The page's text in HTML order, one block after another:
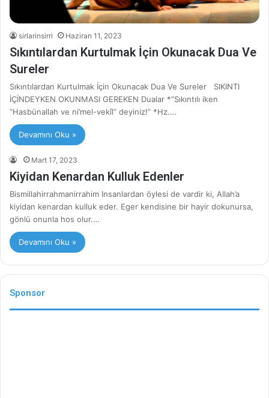
sirlarinsirri Haziran 11, 2023
Sıkıntılardan Kurtulmak İçin Okunacak Dua Ve
Sureler
Sıkıntılardan Kurtulmak İçin Okunacak Dua Ve Sureler SIKINTI
İÇİNDEYKEN OKUNMASI GEREKEN Dualar *”Sıkıntılı iken
“Hasbünallah ve ni’mel-vekîl” deyiniz!” *Hz.…
Devamını Oku »
Mart 17, 2023
Kiyidan Kenardan Kulluk Edenler
Bismillahirrahmanirrahim Insanlardan öylesi de vardir ki, Allah’a
kiyidan kenardan kulluk eder. Eger kendisine bir hayir dokunursa,
gönlü onunla hos olur.…
Devamını Oku »
Sponsor